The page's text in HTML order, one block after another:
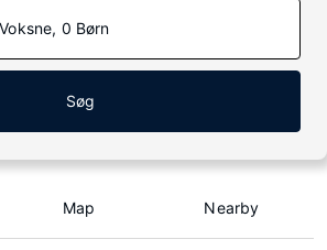
0 Børn
Søg
Map Nearby